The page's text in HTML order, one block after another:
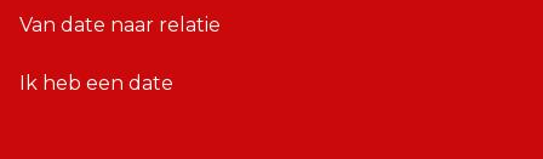
Van date naar relatie
Ik heb een date